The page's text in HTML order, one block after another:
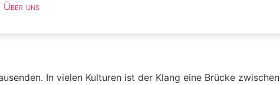
Über uns
In vielen Kulturen ist der Klang eine Brücke zwischen